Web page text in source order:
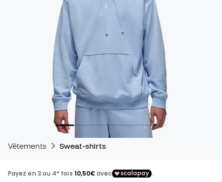
Vêtements Sweat-shirts